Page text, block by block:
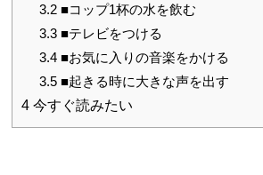
3.2■コップ1杯の水を飲む
3.3■テレビをつける
3.4■お気に入りの音楽をかける
3.5■起きる時に大きな声を出す
4 今すぐ読みたい